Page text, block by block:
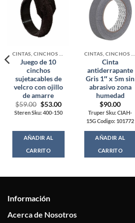
Juego de 10
cinchos
sujetacables de
velcro con ojillo
de amarre
$59.00 Original
price
was:
$53.00Current
price
is:
Steren Sku: 400-150
AÑADIR AL
CARRITO
Cinta
antiderrapante
Gris 1″ x 5m sin
abrasivo zona
humedad
$90.00
Truper Sku: CIAH-
15G Codigo: 101772
AÑADIR AL
CARRITO
Información
Acerca de Nosotros